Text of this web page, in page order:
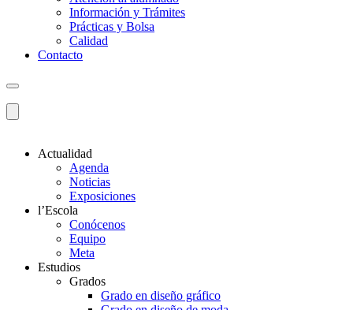
Información y Trámites
Prácticas y Bolsa
Calidad
Contacto
Actualidad
Agenda
Noticias
Exposiciones
l’Escola
Conócenos
Equipo
Meta
Estudios
Grados
Grado en diseño gráfico